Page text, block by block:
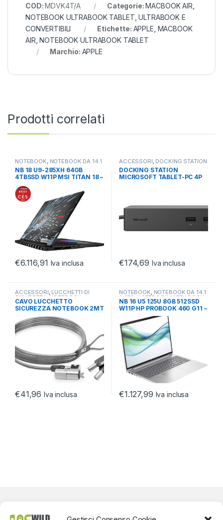
COD:MDVK4T/A Categorie:MACBOOK AIR
NOTEBOOK ULTRABOOK TABLET ,ULTRABOOK E
CONVERTIBILI
Etichette: APPLE MACBOOK
AIR ,NOTEBOOK ULTRABOOK TABLET
Marchio: APPLE
Prodotti correlati
NOTEBOOK NOTEBOOK DA 14.1
A 17.3, NOTEBOOK ULTRABOOK
TABLET
NB 18 U9-285XH 64GB
4TBSSD W11P MSI TITAN 18 –
VGA RTX 5080
€6.116,91 Iva inclusa
ACCESSORI DOCKING STATION
NOTEBOOK ,NOTEBOOK
ULTRABOOK TABLET
DOCKING STATION
MICROSOFT TABLET-PC 4P
€174,69 Iva inclusa
ACCESSORI, LUCCHETTI DI
SICUREZZA ,NOTEBOOK
ULTRABOOK TABLET
CAVO LUCCHETTO
SICUREZZA NOTEBOOK 2MT
CHIUSURA CON CHIAVE
€41,96 Iva inclusa
NOTEBOOK, NOTEBOOK DA 14.1
A 17.3, NOTEBOOK ULTRABOOK
TABLET
NB 16 U5 125U 8GB 512SSD
W11P HP PROBOOK 460 G11 –
€1.127,99 Iva inclusa